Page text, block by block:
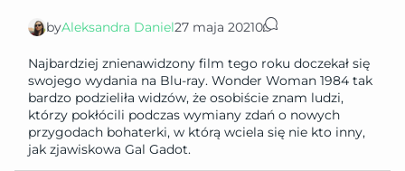
byAleksandra Daniel27 maja 20210
Najbardziej znienawidzony film tego roku doczekał się
swojego wydania na Blu-ray. Wonder Woman 1984 tak
bardzo podzieliła widzów, że osobiście znam ludzi,
którzy pokłócili podczas wymiany zdań o nowych
przygodach bohaterki, w którą wciela się nie kto inny,
jak zjawiskowa Gal Gadot.